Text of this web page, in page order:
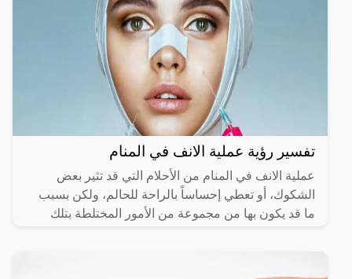
تفسير رؤية عملية الانف في المنام
عملية الانف في المنام من الأحلام التي قد تثير بعض
الشكوك، أو تعطي إحساساً بالراحة للحالم، ولكن بسبب
ما قد يكون بها من مجموعة من الأمور المختلطة بتلك